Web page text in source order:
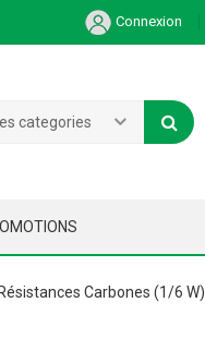
Connexion
categories
Carbones (1/6 W)